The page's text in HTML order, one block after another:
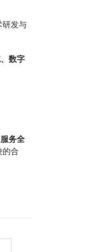
研发与
数字
务全
的合